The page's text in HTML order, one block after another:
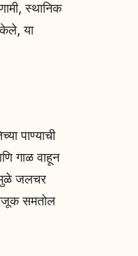
स्थानिक
केले, या
पाण्याची
गाळ वाहून
जलचर
समतोल